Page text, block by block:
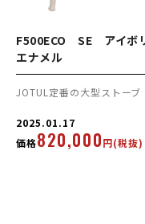
F500ECO SE アイボ
エナメル
JOTUL定番の大型ストーブ
2025.01.17
価格820,000円(税抜)